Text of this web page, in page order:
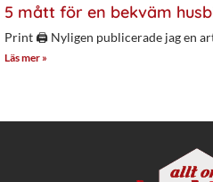
5 mått för en bekväm
Print 🖨 Nyligen publicerade jag en
Läs mer »